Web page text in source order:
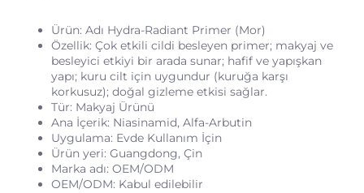
Ürün: Adı Hydra-Radiant Primer (Mor)
Özellik: Çok etkili cildi besleyen primer; makyaj ve
besleyici etkiyi bir arada sunar; hafif ve yapışkan
yapı; kuru cilt için uygundur (kuruğa karşı
korkusuz); doğal gizleme etkisi sağlar.
Tür: Makyaj Ürünü
Ana İçerik: Niasinamid, Alfa-Arbutin
Uygulama: Evde Kullanım İçin
Ürün yeri: Guangdong, Çin
Marka adı: OEM/ODM
OEM/ODM: Kabul edilebilir